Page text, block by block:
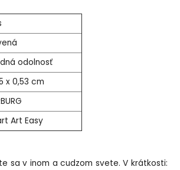
odolnosť
x 0,53 cm
Art Easy
sa v inom a cudzom svete. V krátkosti: